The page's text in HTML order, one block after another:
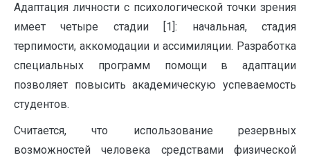
Адаптация личности с психологической точки зрения
имеет четыре стадии [1]: начальная, стадия
терпимости, аккомодации и ассимиляции. Разработка
специальных программ помощи в адаптации
позволяет повысить академическую успеваемость
студентов.
Считается, что использование резервных
возможностей человека средствами физической